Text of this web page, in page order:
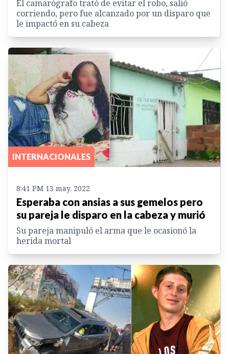
El camarógrafo trató de evitar el robo, salió
corriendo, pero fue alcanzado por un disparo que
le impactó en su cabeza
INTERNACIONALES
8:41 PM 13 may. 2022
Esperaba con ansias a sus gemelos pero
su pareja le disparo en la cabeza y murió
Su pareja manipuló el arma que le ocasionó la
herida mortal